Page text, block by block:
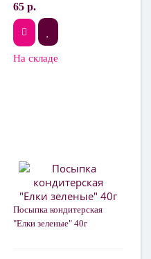
65 р.
На складе
Посыпка кондитерская
"Елки зеленые" 40г